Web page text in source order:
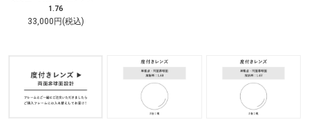
1.76
33,000円(税込)